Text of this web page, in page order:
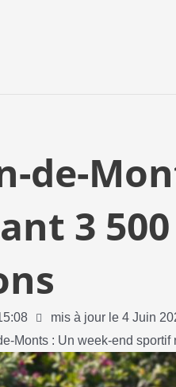
de-
3
mis à jour le 4 Juin
Monts : Un week-end